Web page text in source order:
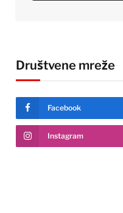
Društvene mreže
Facebook
Instagram